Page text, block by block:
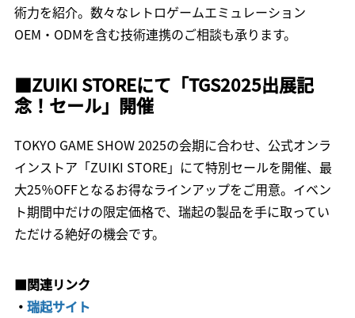
術力を紹介。数々なレトロゲームエミュレーション
OEM・ODMを含む技術連携のご相談も承ります。
■ZUIKI STOREにて「TGS2025出展記
念！セール」開催
TOKYO GAME SHOW 2025の会期に合わせ、公式オンラ
インストア「ZUIKI STORE」にて特別セールを開催、最
大25％OFFとなるお得なラインアップをご用意。イベン
ト期間中だけの限定価格で、瑞起の製品を手に取ってい
ただける絶好の機会です。
■関連リンク
・ 瑞起サイト